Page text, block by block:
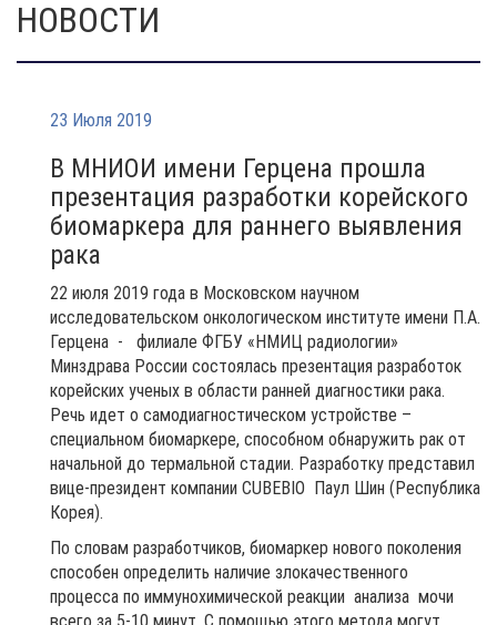
НОВОСТИ
23 Июля 2019
В МНИОИ имени Герцена прошла
презентация разработки корейского
биомаркера для раннего выявления
рака
22 июля 2019 года в Московском научном
исследовательском онкологическом институте имени П.А.
Герцена - филиале ФГБУ «НМИЦ радиологии»
Минздрава России состоялась презентация разработок
корейских ученых в области ранней диагностики рака.
Речь идет о самодиагностическом устройстве –
специальном биомаркере, способном обнаружить рак от
начальной до термальной стадии. Разработку представил
вице-президент компании CUBEBIO Паул Шин (Республика
Корея).
По словам разработчиков, биомаркер нового поколения
способен определить наличие злокачественного
процесса по иммунохимической реакции анализа мочи
всего за 5-10 минут. С помощью этого метода могут